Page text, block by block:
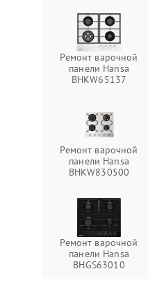
Ремонт варочной
панели Hansa
BHKW65137
Ремонт варочной
панели Hansa
BHKW830500
Ремонт варочной
панели Hansa
BHGS63010